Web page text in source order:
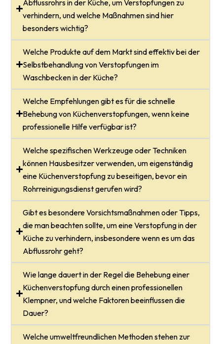
Abflussrohrs in der Küche, um Verstopfungen zu
verhindern, und welche Maßnahmen sind hier
besonders wichtig?
Welche Produkte auf dem Markt sind effektiv bei der
Selbstbehandlung von Verstopfungen im
Waschbecken in der Küche?
Welche Empfehlungen gibt es für die schnelle
Behebung von Küchenverstopfungen, wenn keine
professionelle Hilfe verfügbar ist?
Welche spezifischen Werkzeuge oder Techniken
können Hausbesitzer verwenden, um eigenständig
eine Küchenverstopfung zu beseitigen, bevor ein
Rohrreinigungsdienst gerufen wird?
Gibt es besondere Vorsichtsmaßnahmen oder Tipps,
die man beachten sollte, um eine Verstopfung in der
Küche zu verhindern, insbesondere wenn es um das
Abflussrohr geht?
Wie lange dauert in der Regel die Behebung einer
Küchenverstopfung durch einen professionellen
Klempner, und welche Faktoren beeinflussen die
Dauer?
Welche umweltfreundlichen Methoden stehen zur